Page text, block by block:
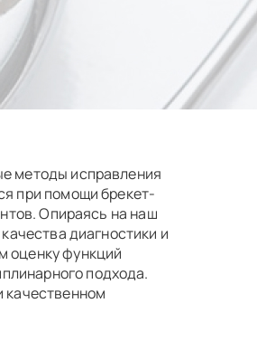
методы исправления
при помощи брекет-
Опираясь на наш
диагностики и
оценку функций
подхода.
качественном